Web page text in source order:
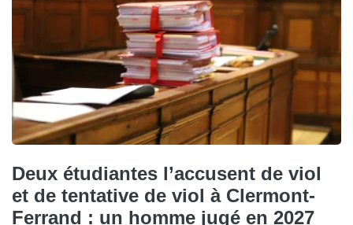
Deux étudiantes l’accusent de viol
et de tentative de viol à Clermont-
Ferrand : un homme jugé en 2027